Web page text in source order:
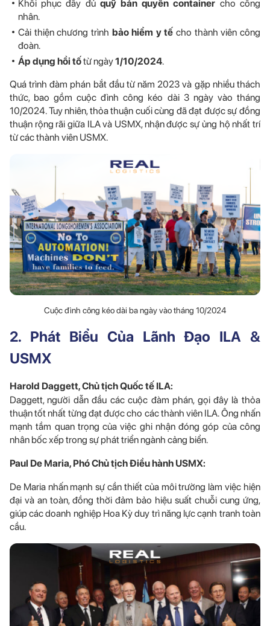
Khôi phục đầy đủ quỹ bản quyền container cho công
nhân.
Cải thiện chương trình bảo hiểm y tế cho thành viên công
đoàn.
Áp dụng hồi tốtừ ngày1/10/2024.
Quá trình đàm phán bắt đầu từ năm 2023 và gặp nhiều thách
thức, bao gồm cuộc đình công kéo dài 3 ngày vào tháng
10/2024. Tuy nhiên, thỏa thuận cuối cùng đã đạt được sự đồng
thuận rộng rãi giữa ILA và USMX, nhận được sự ủng hộ nhất trí
từ các thành viên USMX.
Cuộc đình công kéo dài ba ngày vào tháng 10/2024
2. Phát Biểu Của Lãnh Đạo ILA &
USMX
Harold Daggett, Chủ tịch Quốc tế ILA:
Daggett, người dẫn đầu các cuộc đàm phán, gọi đây là thỏa
thuận tốt nhất từng đạt được cho các thành viên ILA. Ông nhấn
mạnh tầm quan trọng của việc ghi nhận đóng góp của công
nhân bốc xếp trong sự phát triển ngành cảng biển.
Paul De Maria, Phó Chủ tịch Điều hành USMX:
De Maria nhấn mạnh sự cần thiết của môi trường làm việc hiện
đại và an toàn, đồng thời đảm bảo hiệu suất chuỗi cung ứng,
giúp các doanh nghiệp Hoa Kỳ duy trì năng lực cạnh tranh toàn
cầu.